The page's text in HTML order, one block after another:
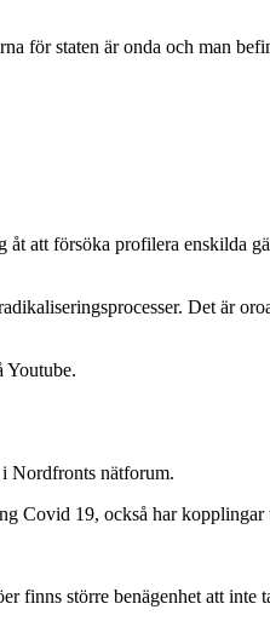
för staten är onda och man
att försöka profilera enskilda
Det är
Youtube.
Nordfronts nätforum.
Covid 19, också har
större benägenhet att inte